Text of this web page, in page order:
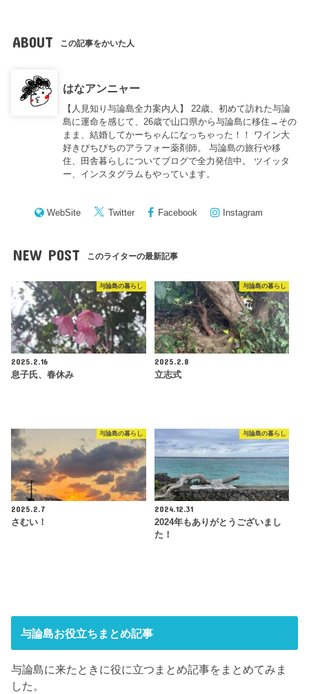
ABOUT この記事をかいた人
はなアンニャー
【人見知り与論島全力案内人】 22歳、初めて訪れた与論
島に運命を感じて、26歳で山口県から与論島に移住→その
まま、結婚してかーちゃんになっちゃった！！ ワイン大
好きぴちぴちのアラフォー薬剤師。 与論島の旅行や移
住、田舎暮らしについてブログで全力発信中。 ツイッタ
ー、インスタグラムもやっています。
WebSite Twitter Facebook Instagram
NEW POST このライターの最新記事
与論島の暮らし
2025.2.16
息子氏、春休み
与論島の暮らし
2025.2.8
立志式
与論島の暮らし
2025.2.7
さむい！
与論島の暮らし
2024.12.31
2024年もありがとうございまし
た！
与論島お役立ちまとめ記事
与論島に来たときに役に立つまとめ記事をまとめてみま
した。